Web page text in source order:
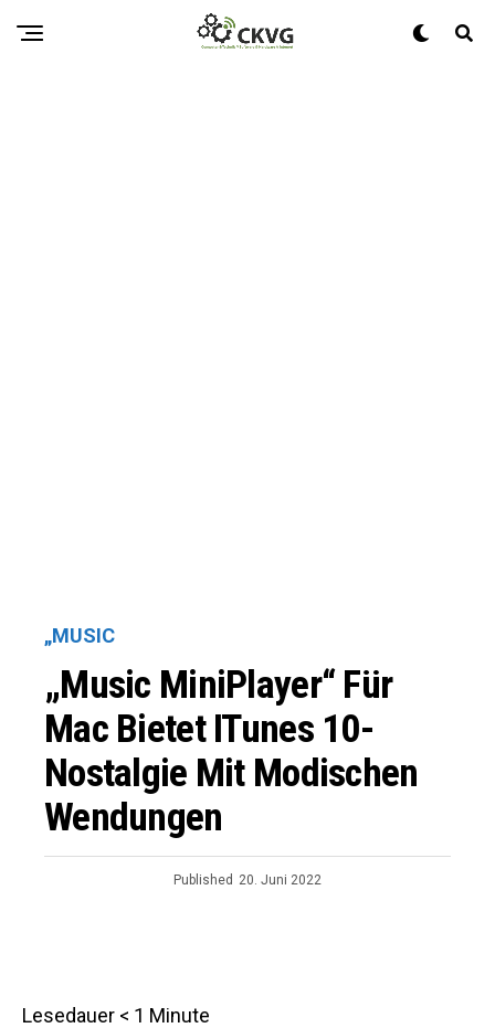
„MUSIC
„Music MiniPlayer“ Für
Mac Bietet ITunes 10-
Nostalgie Mit Modischen
Wendungen
Published 20. Juni 2022
Lesedauer < 1 Minute